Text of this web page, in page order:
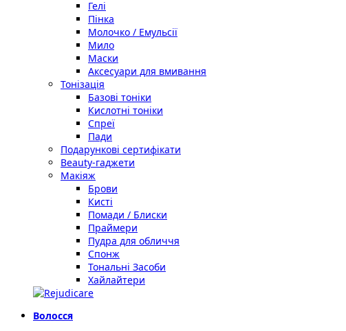
Гелі
Пінка
Молочко / Емульсії
Мило
Маски
Аксесуари для вмивання
Тонізація
Базові тоніки
Кислотні тоніки
Спреї
Пади
Подарункові сертифікати
Beauty-гаджети
Макіяж
Брови
Кисті
Помади / Блиски
Праймери
Пудра для обличчя
Спонж
Тональні Засоби
Хайлайтери
Волосся